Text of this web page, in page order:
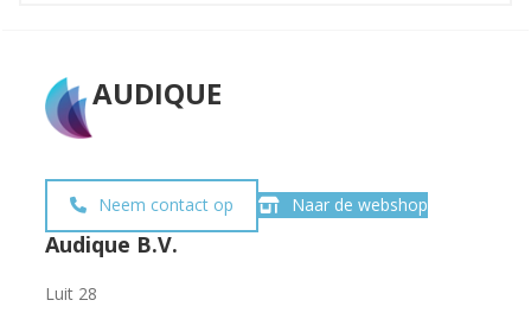
AUDIQUE
Neem contact op Naar de webshop
Audique B.V.
Luit 28